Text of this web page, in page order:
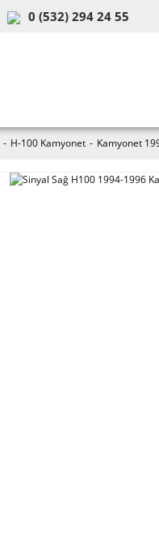
0 (532) 294 24 55
H-100 Kamyonet Kamyonet